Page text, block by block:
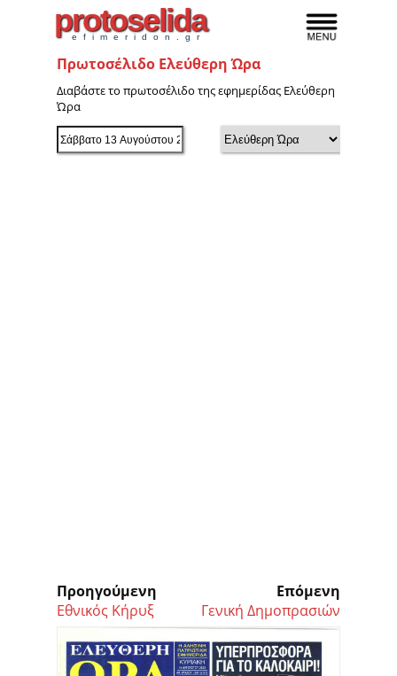
protoselida
efimeridon.gr
Πρωτοσέλιδο Ελεύθερη Ώρα
Διαβάστε το πρωτοσέλιδο της εφημερίδας Ελεύθερη
Ώρα
Προηγούμενη
Εθνικός Κήρυξ
Επόμενη
Γενική Δημοπρασιών